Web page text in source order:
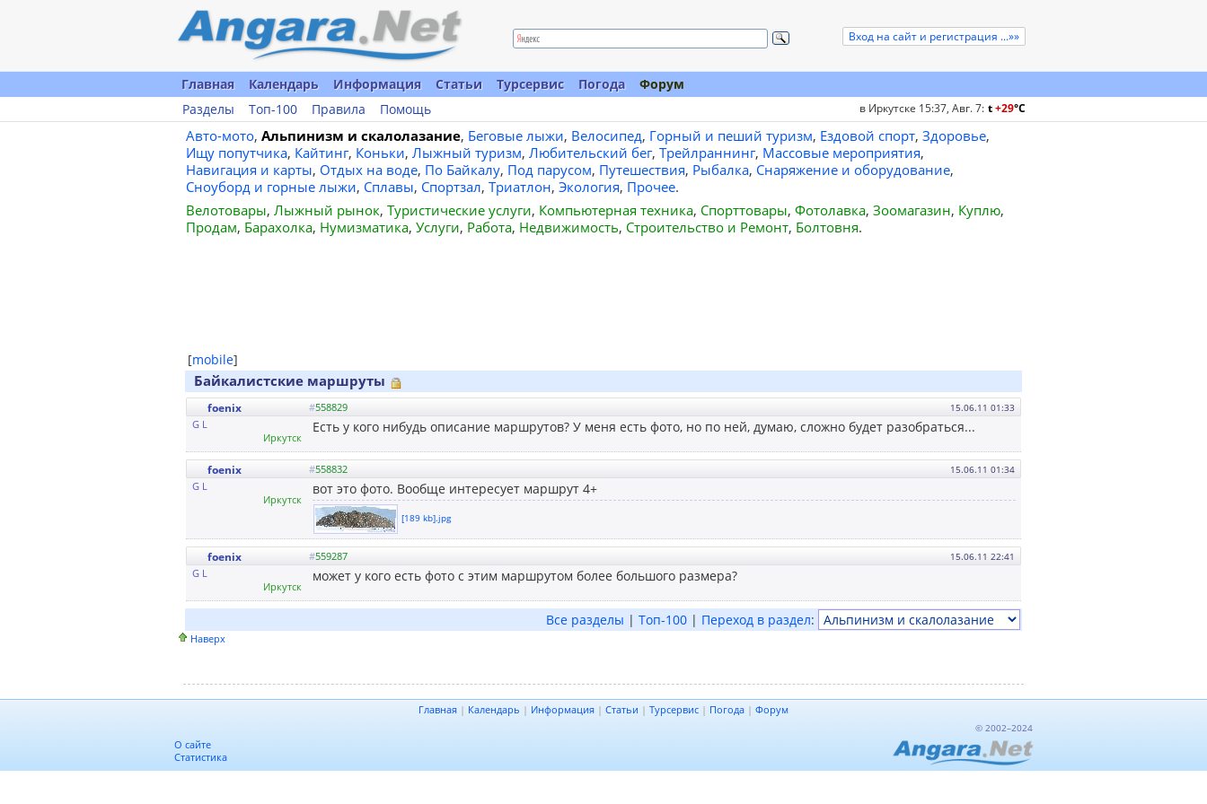
Вход на сайт и регистрация ...»»
Главная Календарь Информация Статьи Турсервис Погода
Форум
Разделы
Топ-100 Правила Помощь в Иркутске 15:37, Авг. 7: t+29°C
Авто-мото, Альпинизм и скалолазание, Беговые лыжи, Велосипед, Горный и пеший туризм, Ездовой спорт, Здоровье,
Ищу попутчика, Кайтинг, Коньки, Лыжный туризм, Любительский бег, Трейлраннинг, Массовые мероприятия,
Навигация и карты, Отдых на воде, По Байкалу, Под парусом, Путешествия, Рыбалка, Снаряжение и оборудование,
Сноуборд и горные лыжи, Сплавы, Спортзал, Триатлон, Экология, Прочее.
Велотовары, Лыжный рынок, Туристические услуги, Компьютерная техника, Спорттовары, Фотолавка, Зоомагазин, Куплю,
Продам, Барахолка, Нумизматика, Услуги, Работа, Недвижимость, Строительство и Ремонт, Болтовня.
[mobile]
Байкалистские маршруты
15.06.11 01:33
foenix #558829
G L
Иркутск
Есть у кого нибудь описание маршрутов? У меня есть фото, но по ней, думаю, сложно будет разобраться...
15.06.11 01:34
foenix #558832
G L
Иркутск
вот это фото. Вообще интересует маршрут 4+
[189 kb].jpg
15.06.11 22:41
foenix #559287
G L
Иркутск
может у кого есть фото с этим маршрутом более большого размера?
Все разделы | Топ-100 | Переход в раздел:
Наверх
Главная | Календарь | Информация | Статьи | Турсервис | Погода | Форум
О сайте
Статистика
© 2002–2024